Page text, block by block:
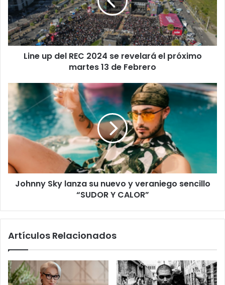
Line up del REC 2024 se revelará el próximo
martes 13 de Febrero
Johnny Sky lanza su nuevo y veraniego sencillo
“SUDOR Y CALOR”
Artículos Relacionados